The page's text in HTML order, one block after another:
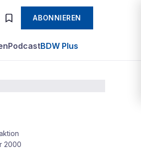
ABONNIEREN
PodcastBDW Plus
2000